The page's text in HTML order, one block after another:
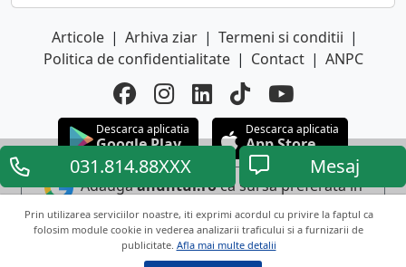
031.814.88XXX Mesaj
Prin utilizarea serviciilor noastre, iti exprimi acordul cu privire la faptul ca
folosim module cookie in vederea analizarii traficului si a furnizarii de
publicitate. Afla mai multe detalii
Articole | Arhiva ziar | Termeni si conditii |
Politica de confidentialitate | Contact | ANPC
Descarca aplicatia
Google Play
Descarca aplicatia
App Store
Adaugaanuntul.roca sursa preferata in
Google
Copyright © 2026 ANUNTUL TELEFONIC